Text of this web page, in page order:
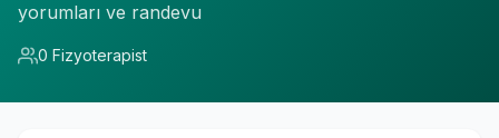
yorumları ve randevu
0 Fizyoterapist